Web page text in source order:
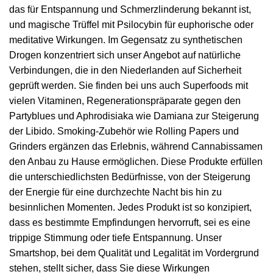
das für Entspannung und Schmerzlinderung bekannt ist,
und magische Trüffel mit Psilocybin für euphorische oder
meditative Wirkungen. Im Gegensatz zu synthetischen
Drogen konzentriert sich unser Angebot auf natürliche
Verbindungen, die in den Niederlanden auf Sicherheit
geprüft werden. Sie finden bei uns auch Superfoods mit
vielen Vitaminen, Regenerationspräparate gegen den
Partyblues und Aphrodisiaka wie Damiana zur Steigerung
der Libido. Smoking-Zubehör wie Rolling Papers und
Grinders ergänzen das Erlebnis, während Cannabissamen
den Anbau zu Hause ermöglichen. Diese Produkte erfüllen
die unterschiedlichsten Bedürfnisse, von der Steigerung
der Energie für eine durchzechte Nacht bis hin zu
besinnlichen Momenten. Jedes Produkt ist so konzipiert,
dass es bestimmte Empfindungen hervorruft, sei es eine
trippige Stimmung oder tiefe Entspannung. Unser
Smartshop, bei dem Qualität und Legalität im Vordergrund
stehen, stellt sicher, dass Sie diese Wirkungen